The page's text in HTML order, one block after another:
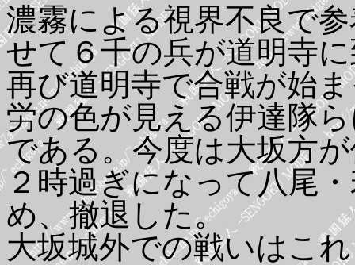
濃霧による視界不良で
せて６千の兵が道明寺
再び道明寺で合戦が始
労の色が見える伊達隊
である。今度は大坂方
２時過ぎになって八尾
め、撤退した。
大坂城外での戦いはこ